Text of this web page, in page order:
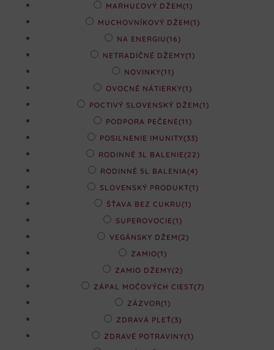
MARHUĽOVÝ DŽEM(1)
MUCHOVNÍKOVÝ DŽEM(1)
NA ENERGIU(16)
NETRADIČNÉ DŽEMY(1)
NOVINKY(11)
OVOCNÉ NÁTIERKY(1)
POCTIVÝ SLOVENSKÝ DŽEM(1)
PODPORA PEČENE(11)
POSILNENIE IMUNITY(33)
RODINNÉ 3L BALENIE(22)
RODINNÉ 5L BALENIA(4)
SLOVENSKÝ PRODUKT(1)
ŠŤAVA BEZ CUKRU(1)
SUPEROVOCIE(1)
VEGÁNSKY DŽEM(2)
ZAMIO(1)
ZAMIO DŽEMY(2)
ZÁPAL MOČOVÝCH CIEST(7)
ZÁZVOR(1)
ZDRAVÁ PLEŤ(3)
ZDRAVÉ POTRAVINY(1)